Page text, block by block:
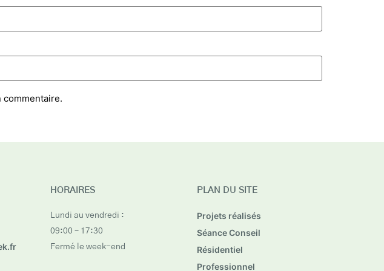
commentaire.
HORAIRES
Lundi au vendredi :
09:00 – 17:30
Fermé le week-end
PLAN DU SITE
Projets réalisés
Séance Conseil
Résidentiel
Professionnel